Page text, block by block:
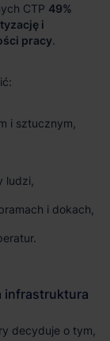
49%
i
pracy
i sztucznym,
ludzi,
i dokach,